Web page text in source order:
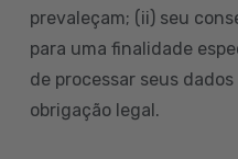
prevaleçam; (ii) seu
para uma finalidade
de processar seus
obrigação legal.